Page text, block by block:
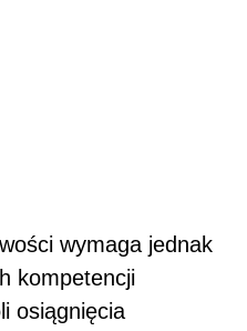
wymaga jednak
kompetencji
osiągnięcia